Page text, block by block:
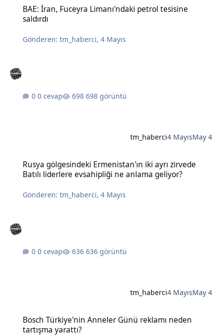
BAE: İran, Fuceyra Limanı'ndaki petrol tesisine
saldırdı
Gönderen:tm_haberci,4 Mayıs
0 cevap 698 görüntü
tm_haberci4 MayısMay 4
Rusya gölgesindeki Ermenistan'ın iki ayrı zirvede
Batılı liderlere evsahipliği ne anlama geliyor?
Gönderen:tm_haberci,4 Mayıs
0 cevap 636 görüntü
tm_haberci4 MayısMay 4
Bosch Türkiye'nin Anneler Günü reklamı neden
tartışma yarattı?